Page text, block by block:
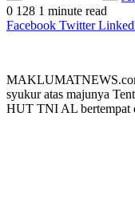
0 128 1 minute read
Facebook Twitter
syukur atas majunya
HUT TNI AL bertempat